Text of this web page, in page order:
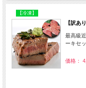
【冷凍】
【訳あ
最高級
ーキセッ
価格：